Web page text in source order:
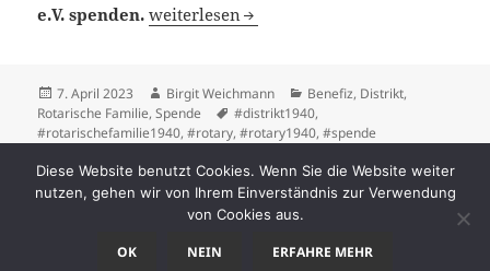
e.V. spenden. Rotaract-Blutspendemonat Mai – Sei dabei!
weiterlesen
Veröffentlicht
am
7. April 2023 Autor
Birgit Weichmann Kategorien
Benefiz, Distrikt,
Rotarische Familie,Spende Schlagwörter
#distrikt1940,
#rotarischefamilie1940,#rotary,#rotary1940,#spende
Seitennummerierung
SEITE1
Diese Website benutzt Cookies. Wenn Sie die Website weiter
nutzen, gehen wir von Ihrem Einverständnis zur Verwendung
von Cookies aus.
OK NEIN ERFAHRE MEHR